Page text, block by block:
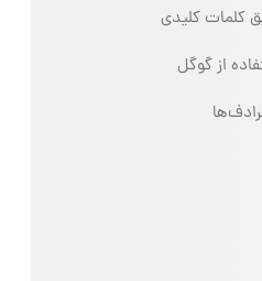
کلمات کلیدی
از گوگل